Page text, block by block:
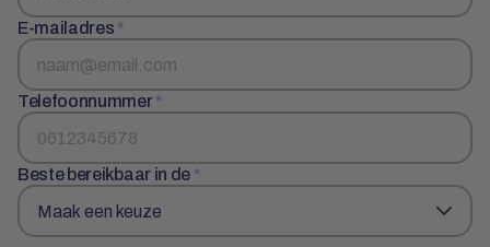
E-mailadres *
Telefoonnummer*
Beste bereikbaar in de *